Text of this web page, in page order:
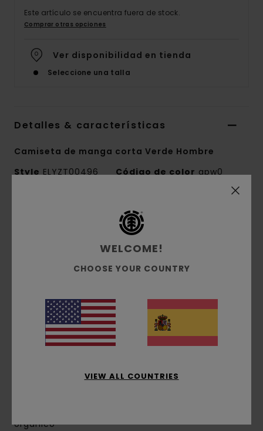
Este artículo se encuentra fuera de stock.
Comprar otras opciones
Ver disponibilidad en tienda
Seleccione una talla
Detalles & características
Camiseta de manga corta Verde Hombre
StyleELYZT00496 Código de colorgpw0
colección Mainline
tejido de punto de 100% algodón
orgánico [180 g/m2]
Cuello:Cuello redondo
Mangas:manga corta
Marca:estampados de base agua en el
dependiendo de la situación del estampado
orgánico
WELCOME!
CHOOSE YOUR COUNTRY
VIEW ALL COUNTRIES